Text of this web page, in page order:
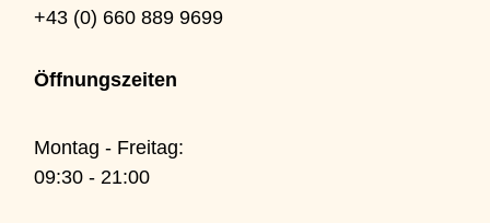
+43 (0) 660 889 9699
Öffnungszeiten
Montag - Freitag:
09:30 - 21:00